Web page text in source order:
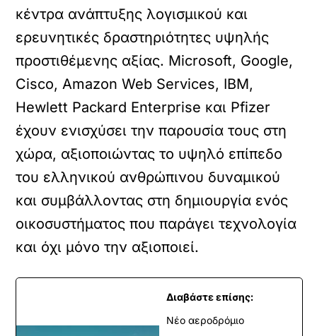
κέντρα ανάπτυξης λογισμικού και
ερευνητικές δραστηριότητες υψηλής
προστιθέμενης αξίας. Microsoft, Google,
Cisco, Amazon Web Services, IBM,
Hewlett Packard Enterprise και Pfizer
έχουν ενισχύσει την παρουσία τους στη
χώρα, αξιοποιώντας το υψηλό επίπεδο
του ελληνικού ανθρώπινου δυναμικού
και συμβάλλοντας στη δημιουργία ενός
οικοσυστήματος που παράγει τεχνολογία
και όχι μόνο την αξιοποιεί.
Διαβάστε επίσης:
Νέο αεροδρόμιο